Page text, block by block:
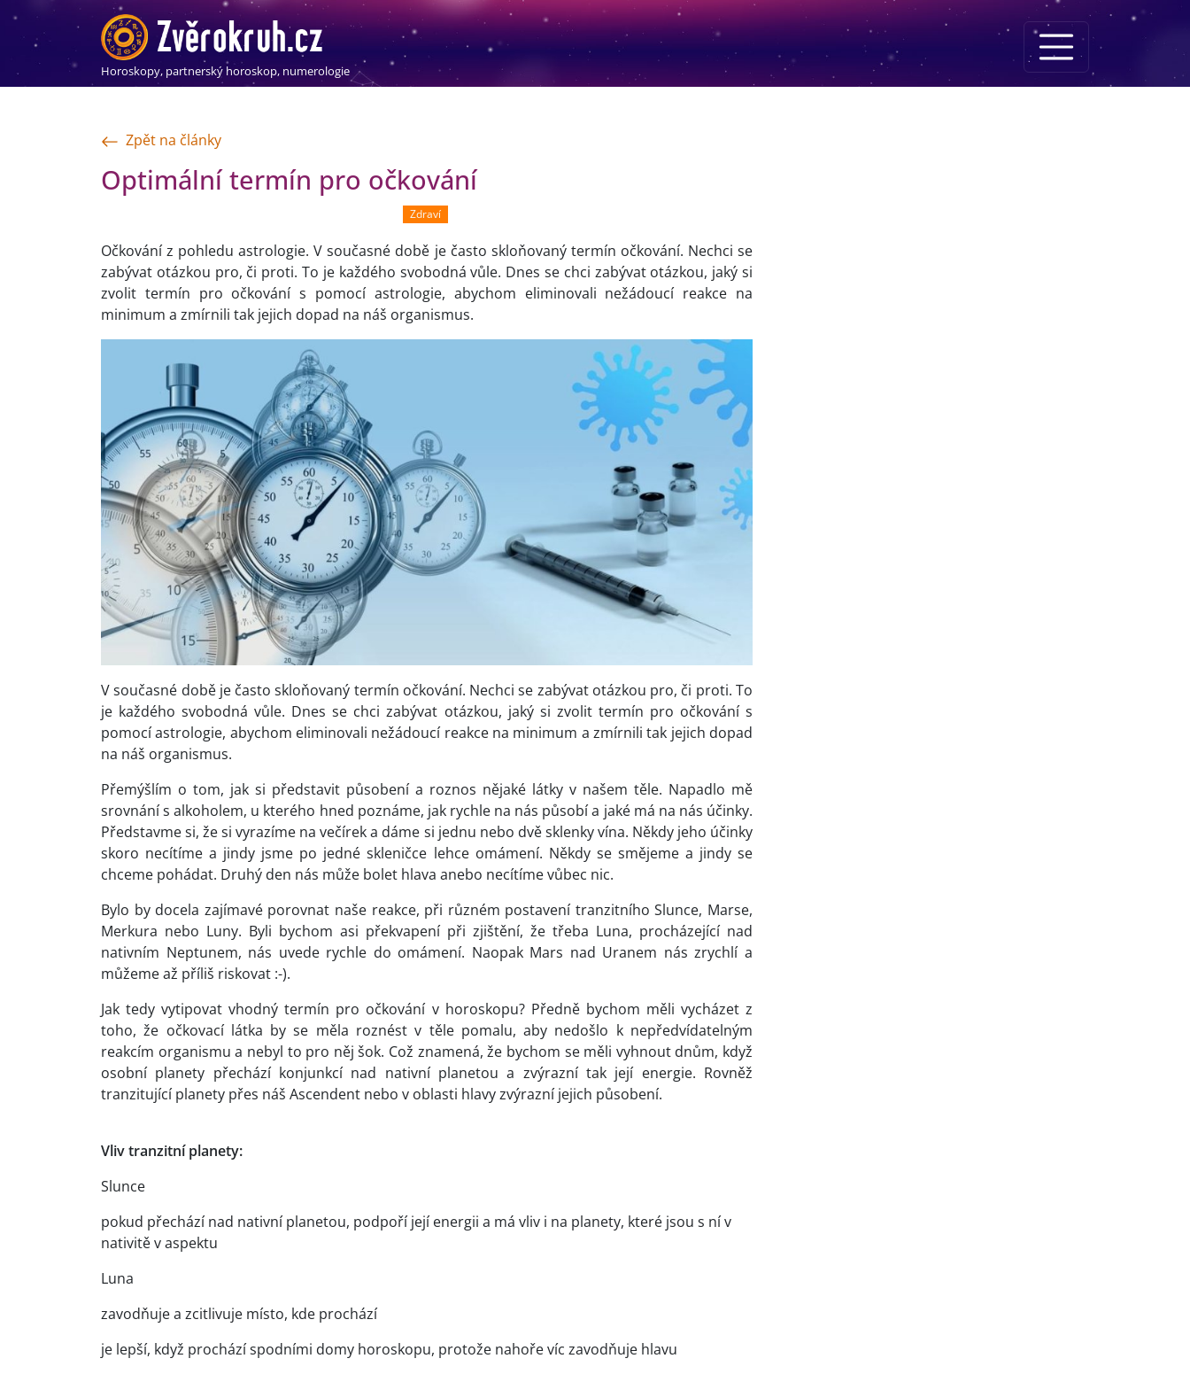
Horoskopy, partnerský horoskop, numerologie
Zpět na články
Optimální termín pro očkování
Zdraví
Očkování z pohledu astrologie. V současné době je často skloňovaný termín očkování. Nechci se
zabývat otázkou pro, či proti. To je každého svobodná vůle. Dnes se chci zabývat otázkou, jaký si
zvolit termín pro očkování s pomocí astrologie, abychom eliminovali nežádoucí reakce na
minimum a zmírnili tak jejich dopad na náš organismus.
V současné době je často skloňovaný termín očkování. Nechci se zabývat otázkou pro, či proti. To
je každého svobodná vůle. Dnes se chci zabývat otázkou, jaký si zvolit termín pro očkování s
pomocí astrologie, abychom eliminovali nežádoucí reakce na minimum a zmírnili tak jejich dopad
na náš organismus.
Přemýšlím o tom, jak si představit působení a roznos nějaké látky v našem těle. Napadlo mě
srovnání s alkoholem, u kterého hned poznáme, jak rychle na nás působí a jaké má na nás účinky.
Představme si, že si vyrazíme na večírek a dáme si jednu nebo dvě sklenky vína. Někdy jeho účinky
skoro necítíme a jindy jsme po jedné skleničce lehce omámení. Někdy se smějeme a jindy se
chceme pohádat. Druhý den nás může bolet hlava anebo necítíme vůbec nic.
Bylo by docela zajímavé porovnat naše reakce, při různém postavení tranzitního Slunce, Marse,
Merkura nebo Luny. Byli bychom asi překvapení při zjištění, že třeba Luna, procházející nad
nativním Neptunem, nás uvede rychle do omámení. Naopak Mars nad Uranem nás zrychlí a
můžeme až příliš riskovat :-).
Jak tedy vytipovat vhodný termín pro očkování v horoskopu? Předně bychom měli vycházet z
toho, že očkovací látka by se měla roznést v těle pomalu, aby nedošlo k nepředvídatelným
reakcím organismu a nebyl to pro něj šok. Což znamená, že bychom se měli vyhnout dnům, když
osobní planety přechází konjunkcí nad nativní planetou a zvýrazní tak její energie. Rovněž
tranzitující planety přes náš Ascendent nebo v oblasti hlavy zvýrazní jejich působení.
Vliv tranzitní planety:
Slunce
pokud přechází nad nativní planetou, podpoří její energii a má vliv i na planety, které jsou s ní v
nativitě v aspektu
Luna
zavodňuje a zcitlivuje místo, kde prochází
je lepší, když prochází spodními domy horoskopu, protože nahoře víc zavodňuje hlavu